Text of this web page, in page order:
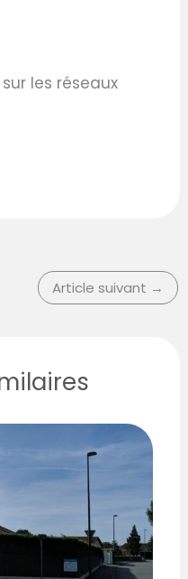
les réseaux
Article suivant →